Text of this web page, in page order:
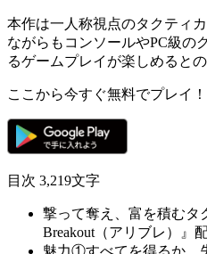
本作は一人称視点のタクティ
ながらも コンソールやPC級の
るゲームプレイが楽しめるとの
ここから今すぐ無料でプレイ！
目次 3,219文字
撃って奪え、富を積むタ
Breakout（アリブレ）』